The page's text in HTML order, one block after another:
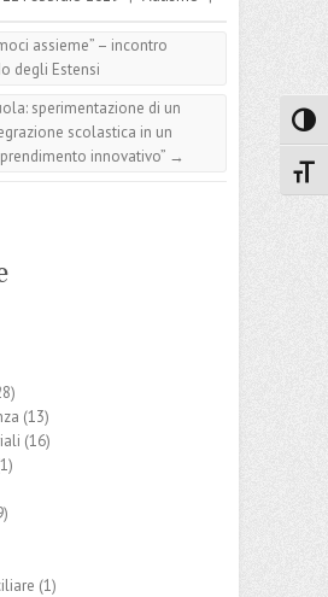
assieme” – incontro
degli Estensi
sperimentazione di un
scolastica in un
innovativo” →
(13)
(16)
(1)